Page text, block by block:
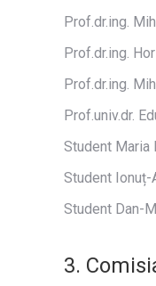
Prof.dr.ing.
Prof.dr.ing.
Prof.dr.ing.
Prof.univ.dr.
Student Maria
Student Ionuț-
Student Dan-
3.